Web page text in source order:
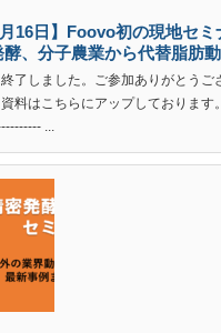
月16日】Foovo初の現地セ
、分子農業から代替脂肪
了しました。ご参加ありがとうご
料はこちらにアップしております
...